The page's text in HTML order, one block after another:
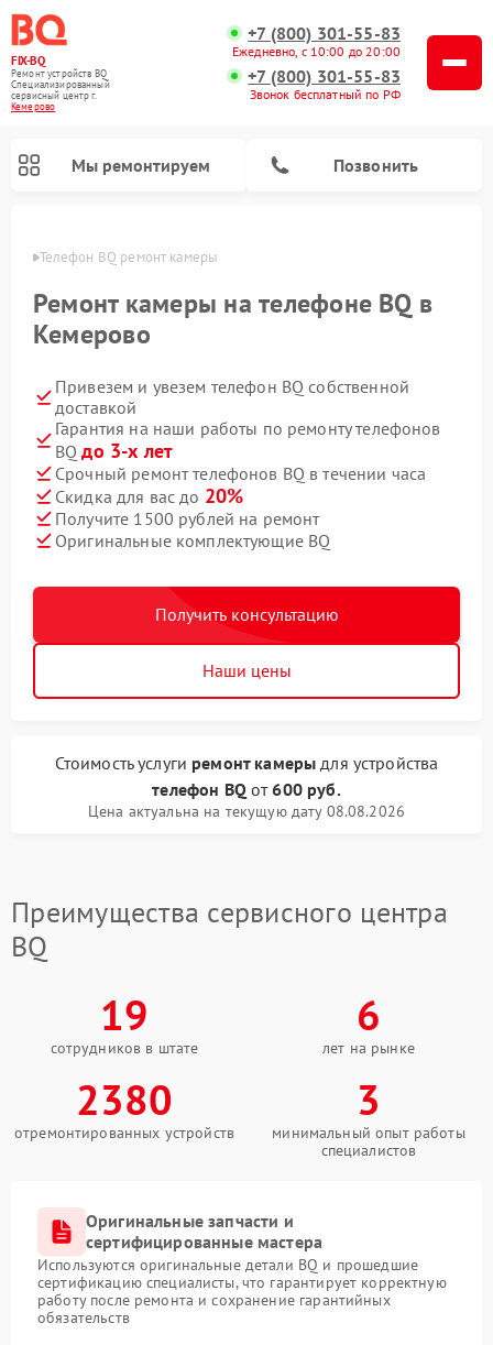
FIX-BQ
Ремонт устройств BQ
Специализированный
cервисный центр г.
Кемерово
+7 (800) 301-55-83
Ежедневно, с 10:00 до 20:00
+7 (800) 301-55-83
Звонок бесплатный по РФ
Мы ремонтируем Позвонить
Телефон BQ ремонт камеры
Ремонт камеры на телефоне BQ в
Кемерово
Привезем и увезем телефон BQ собственной
доставкой
Гарантия на наши работы по ремонту телефонов
BQдо 3-х лет
Срочный ремонт телефонов BQ в течении часа
Скидка для вас до 20%
Получите 1500 рублей на ремонт
Оригинальные комплектующие BQ
Получить консультацию
Наши цены
Стоимость услуги ремонт камеры для устройства
телефон BQ от600 руб.
Цена актуальна на текущую дату 08.08.2026
Преимущества сервисного центра
BQ
19
сотрудников в штате
6
лет на рынке
2380
отремонтированных устройств
3
минимальный опыт работы
специалистов
Оригинальные запчасти и
сертифицированные мастера
Используются оригинальные детали BQ и прошедшие
сертификацию специалисты, что гарантирует корректную
работу после ремонта и сохранение гарантийных
обязательств